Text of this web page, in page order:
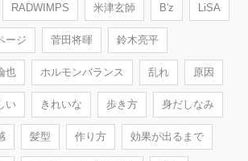
RADWIMPS 米津玄師 B'z LiSA
ージ 菅田将暉 鈴木亮平
也 ホルモンバランス 乱れ 原因
い きれいな 歩き方 身だしなみ
髪型 作り方 効果が出るまで